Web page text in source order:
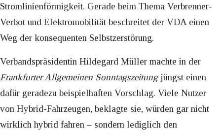
Stromlinienförmigkeit. Gerade beim Thema Verbrenner-
Verbot und Elektromobilität beschreitet der VDA einen
Weg der konsequenten Selbstzerstörung.
Verbandspräsidentin Hildegard Müller machte in der
Frankfurter Allgemeinen Sonntagszeitungjüngst einen
dafür geradezu beispielhaften Vorschlag. Viele Nutzer
von Hybrid-Fahrzeugen, beklagte sie, würden gar nicht
wirklich hybrid fahren – sondern lediglich den